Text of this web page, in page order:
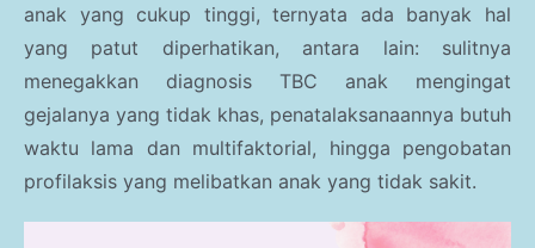
anak yang cukup tinggi, ternyata ada banyak hal
yang patut diperhatikan, antara lain: sulitnya
menegakkan diagnosis TBC anak mengingat
gejalanya yang tidak khas, penatalaksanaannya butuh
waktu lama dan multifaktorial, hingga pengobatan
profilaksis yang melibatkan anak yang tidak sakit.